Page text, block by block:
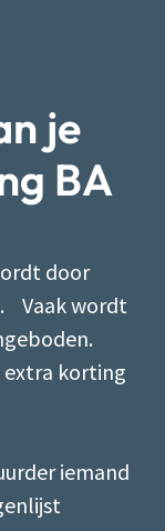
je
BA
door
Vaak wordt
extra korting
iemand